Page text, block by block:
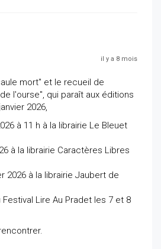
il y a 8 mois
mort" et le recueil de
l'ourse", qui paraît aux éditions
2026,
à 11 h à la librairie Le Bleuet
à la librairie Caractères Libres
2026 à la librairie Jaubert de
Lire Au Pradet les 7 et 8